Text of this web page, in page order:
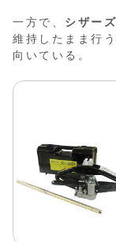
一方で、 シザー
維持したまま行う
向いている。